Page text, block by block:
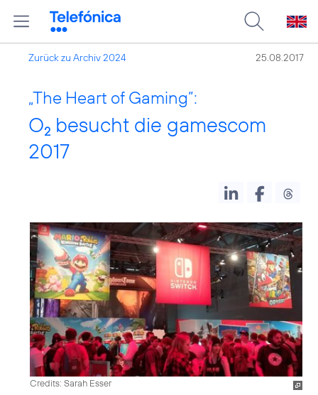
Zurück zu Archiv 2024 25.08.2017
„The Heart of Gaming”:
O2 besucht die gamescom
2017
Credits: Sarah Esser